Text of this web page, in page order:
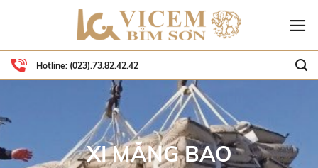
Hotline: (023).73.82.42.42
XI MĂNG BAO